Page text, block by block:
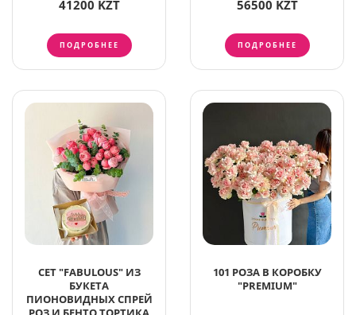
41200 KZT
ПОДРОБНЕЕ
56500 KZT
ПОДРОБНЕЕ
СЕТ "FABULOUS" ИЗ
БУКЕТА
ПИОНОВИДНЫХ СПРЕЙ
101 РОЗА В КОРОБКУ
"PREMIUM"